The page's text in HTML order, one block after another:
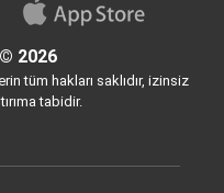
© 2026
tüm hakları saklıdır, izinsiz
tabidir.